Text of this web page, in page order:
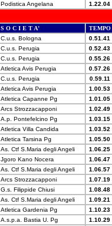
Podistica Angelana 1.22.04
S O C I E T A'
TEMPO
C.u.s. Bologna
0.51.41
C.u.s. Perugia
0.52.43
C.u.s. Perugia
0.55.26
Atletica Avis Perugia
0.57.26
C.u.s. Perugia
0.59.11
Atletica Avis Perugia
1.00.53
Atletica Capanne Pg
1.01.05
Arcs Strozzacapponi
1.02.49
A.p. Pontefelcino Pg
1.03.15
Atletica Villa Candida
1.03.52
Atletica Tarsina Pg
1.05.50
As. Ctf S.Maria degli Angeli
1.06.25
Jgoro Kano Nocera
1.06.47
As. Ctf S.Maria degli Angeli
1.06.57
Arcs Strozzacapponi
1.07.19
G.s. Filippide Chiusi
1.08.48
As. Ctf S.Maria degli Angeli
1.09.21
Atletica Gardenia Pg
1.10.23
A.s.p.a. Bastia U. Pg
1.10.29